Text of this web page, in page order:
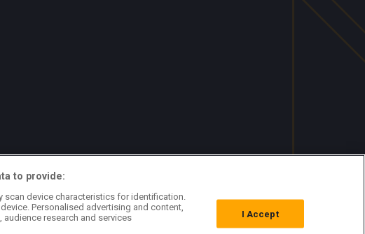
to provide:
scan device characteristics for identification.
Personalised advertising and content,
research and services
I Accept